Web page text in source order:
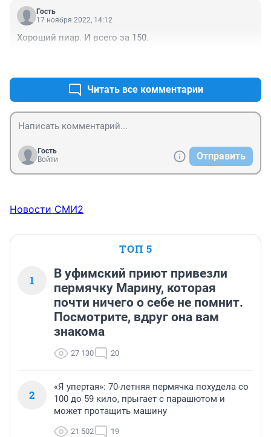
Гость
17 ноября 2022, 14:12
Хороший пиар. И всего за 150.
Читать все комментарии
Гость
Войти
Отправить
Новости СМИ2
ТОП 5
1
В уфимский приют привезли
пермячку Марину, которая
почти ничего о себе не помнит.
Посмотрите, вдруг она вам
знакома
27 130 20
2
«Я упертая»: 70-летняя пермячка похудела со
100 до 59 кило, прыгает с парашютом и
может протащить машину
21 502 19